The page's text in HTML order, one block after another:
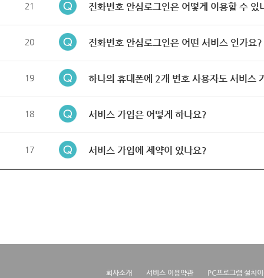
21 전화번호 안심로그인은 어떻게 이용할 수 있
20 전화번호 안심로그인은 어떤 서비스 인가요?
19 하나의 휴대폰에 2개 번호 사용자도 서비스
18 서비스 가입은 어떻게 하나요?
17 서비스 가입에 제약이 있나요?
회사소개 서비스 이용약관 PC프로그램 설치